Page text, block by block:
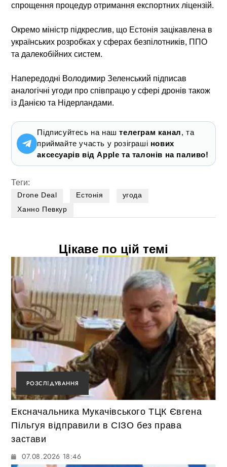
спрощення процедур отримання експортних ліцензій.
Окремо міністр підкреслив, що Естонія зацікавлена в
українських розробках у сферах безпілотників, ППО
та далекобійних систем.
Напередодні Володимир Зеленський підписав
аналогічні угоди про співпрацю у сфері дронів також
із Данією та Нідерландами.
Підписуйтесь на наштелеграм канал, та
приймайте участь у розіграші нових
аксесуарів від Apple та талонів на паливо!
Теги:
Drone Deal Естонія
угода
Ханно Певкур
Цікаве по цій темі
РОЗСЛІДУВАННЯ
Ексначальника Мукачівського ТЦК Євгена
Пільгуя відправили в СІЗО без права
застави
07.08.2026 18:46